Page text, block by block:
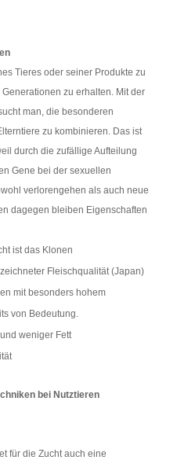
Tieres oder seiner Produkte zu
zu erhalten. Mit der
man, die besonderen
zu kombinieren. Das ist
durch die zufällige Aufteilung
Gene bei der sexuellen
verlorengehen als auch neue
dagegen bleiben Eigenschaften
ist das Klonen
Fleischqualität (Japan)
mit besonders hohem
von Bedeutung.
weniger Fett
bei Nutztieren
für die Zucht auch eine